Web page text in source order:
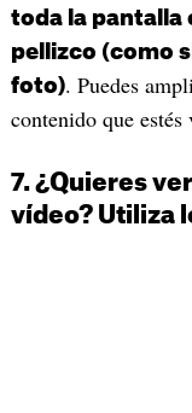
toda la pantalla
pellizco (como
foto). Puedes
contenido que estés
7. ¿Quieres
vídeo? Utiliza